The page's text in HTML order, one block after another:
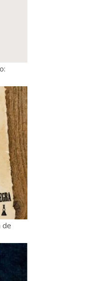
de